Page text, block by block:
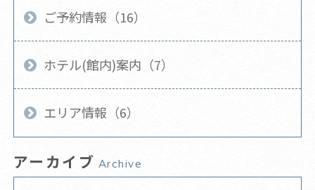
ご予約情報（16）
ホテル(館内)案内（7）
エリア情報（6）
アーカイブ Archive